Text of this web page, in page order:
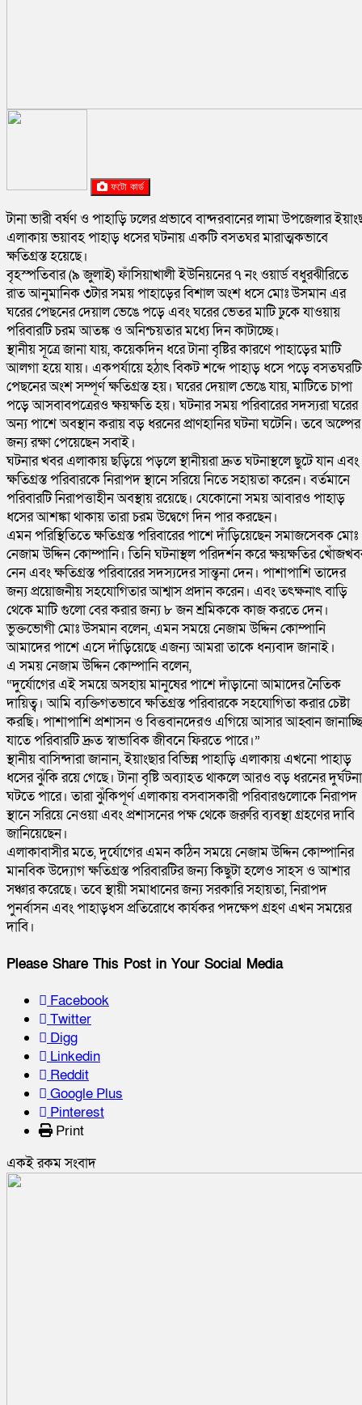
ফটো কার্ড
টানা ভারী বর্ষণ ও পাহাড়ি ঢলের প্রভাবে বান্দরবানের লামা উপজেলার
এলাকায় ভয়াবহ পাহাড় ধসের ঘটনায় একটি বসতঘর মারাত্মকভাবে
ক্ষতিগ্রস্ত হয়েছে।
বৃহস্পতিবার (৯ জুলাই) ফাঁসিয়াখালী ইউনিয়নের ৭ নং ওয়ার্ড বধুরঝীরিতে
রাত আনুমানিক ৩টার সময় পাহাড়ের বিশাল অংশ ধসে মোঃ উসমান এর
ঘরের পেছনের দেয়াল ভেঙে পড়ে এবং ঘরের ভেতর মাটি ঢুকে যাওয়ায়
পরিবারটি চরম আতঙ্ক ও অনিশ্চয়তার মধ্যে দিন কাটাচ্ছে।
স্থানীয় সূত্রে জানা যায়, কয়েকদিন ধরে টানা বৃষ্টির কারণে পাহাড়ের মাটি
আলগা হয়ে যায়। একপর্যায়ে হঠাৎ বিকট শব্দে পাহাড় ধসে পড়ে
পেছনের অংশ সম্পূর্ণ ক্ষতিগ্রস্ত হয়। ঘরের দেয়াল ভেঙে যায়, মাটিতে চাপা
পড়ে আসবাবপত্রেরও ক্ষয়ক্ষতি হয়। ঘটনার সময় পরিবারের সদস্যরা ঘরের
অন্য পাশে অবস্থান করায় বড় ধরনের প্রাণহানির ঘটনা ঘটেনি। তবে অল্পের
জন্য রক্ষা পেয়েছেন সবাই।
ঘটনার খবর এলাকায় ছড়িয়ে পড়লে স্থানীয়রা দ্রুত ঘটনাস্থলে ছুটে যান এবং
ক্ষতিগ্রস্ত পরিবারকে নিরাপদ স্থানে সরিয়ে নিতে সহায়তা করেন। বর্তমানে
পরিবারটি নিরাপত্তাহীন অবস্থায় রয়েছে। যেকোনো সময় আবারও পাহাড়
ধসের আশঙ্কা থাকায় তারা চরম উদ্বেগে দিন পার করছেন।
এমন পরিস্থিতিতে ক্ষতিগ্রস্ত পরিবারের পাশে দাঁড়িয়েছেন সমাজসেবক মোঃ
নেজাম উদ্দিন কোম্পানি। তিনি ঘটনাস্থল পরিদর্শন করে ক্ষয়ক্ষতির
নেন এবং ক্ষতিগ্রস্ত পরিবারের সদস্যদের সান্ত্বনা দেন। পাশাপাশি তাদের
জন্য প্রয়োজনীয় সহযোগিতার আশ্বাস প্রদান করেন। এবং তৎক্ষনাৎ বাড়ি
থেকে মাটি গুলো বের করার জন্য ৮ জন শ্রমিককে কাজ করতে দেন।
ভুক্তভোগী মোঃ উসমান বলেন, এমন সময়ে নেজাম উদ্দিন কোম্পানি
আমাদের পাশে এসে দাঁড়িয়েছে এজন্য আমরা তাকে ধন্যবাদ জানাই।
এ সময় নেজাম উদ্দিন কোম্পানি বলেন,
“দুর্যোগের এই সময়ে অসহায় মানুষের পাশে দাঁড়ানো আমাদের নৈতিক
দায়িত্ব। আমি ব্যক্তিগতভাবে ক্ষতিগ্রস্ত পরিবারকে সহযোগিতা করার চেষ্টা
করছি। পাশাপাশি প্রশাসন ও বিত্তবানদেরও এগিয়ে আসার আহ্বান
যাতে পরিবারটি দ্রুত স্বাভাবিক জীবনে ফিরতে পারে।”
স্থানীয় বাসিন্দারা জানান, ইয়াংছার বিভিন্ন পাহাড়ি এলাকায় এখনো পাহাড়
ধসের ঝুঁকি রয়ে গেছে। টানা বৃষ্টি অব্যাহত থাকলে আরও বড় ধরনের দুর্ঘটনা
ঘটতে পারে। তারা ঝুঁকিপূর্ণ এলাকায় বসবাসকারী পরিবারগুলোকে নিরাপদ
স্থানে সরিয়ে নেওয়া এবং প্রশাসনের পক্ষ থেকে জরুরি ব্যবস্থা গ্রহণের দাবি
জানিয়েছেন।
এলাকাবাসীর মতে, দুর্যোগের এমন কঠিন সময়ে নেজাম উদ্দিন কোম্পানির
মানবিক উদ্যোগ ক্ষতিগ্রস্ত পরিবারটির জন্য কিছুটা হলেও সাহস ও আশার
সঞ্চার করেছে। তবে স্থায়ী সমাধানের জন্য সরকারি সহায়তা, নিরাপদ
পুনর্বাসন এবং পাহাড়ধস প্রতিরোধে কার্যকর পদক্ষেপ গ্রহণ এখন সময়ের
দাবি।
Please Share This Post in Your Social Media
Facebook
Twitter
Digg
Linkedin
Reddit
Google Plus
Pinterest
Print
একই রকম সংবাদ